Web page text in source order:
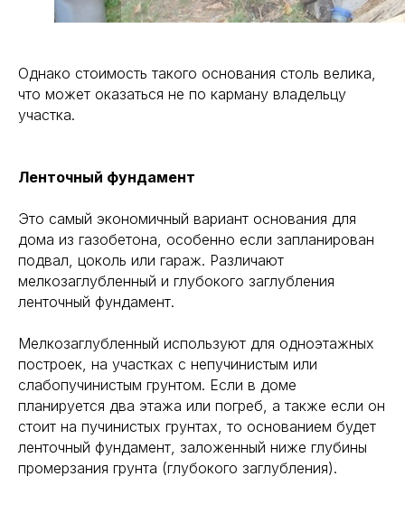
Однако стоимость такого основания столь велика,
что может оказаться не по карману владельцу
участка.
Ленточный фундамент
Это самый экономичный вариант основания для
дома из газобетона, особенно если запланирован
подвал, цоколь или гараж. Различают
мелкозаглубленный и глубокого заглубления
ленточный фундамент.
Мелкозаглубленный используют для одноэтажных
построек, на участках с непучинистым или
слабопучинистым грунтом. Если в доме
планируется два этажа или погреб, а также если он
стоит на пучинистых грунтах, то основанием будет
ленточный фундамент, заложенный ниже глубины
промерзания грунта (глубокого заглубления).